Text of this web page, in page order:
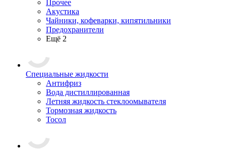
Прочее
Акустика
Чайники, кофеварки, кипятильники
Предохранители
Ещё 2
Специальные жидкости
Антифриз
Вода дистиллированная
Летняя жидкость стеклоомывателя
Тормозная жидкость
Тосол